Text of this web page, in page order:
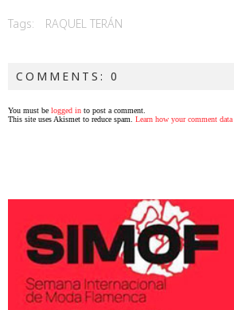
Tags: RAQUEL TERÁN
COMMENTS: 0
You must be logged in to post a comment.
This site uses Akismet to reduce spam. Learn how your comment data